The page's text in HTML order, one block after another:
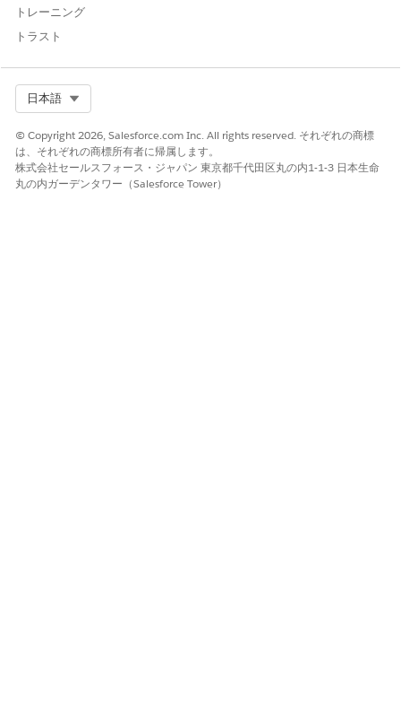
はい いいえ
トレーニング
トラスト
日本語
© Copyright 2026, Salesforce.com Inc. All rights reserved. それぞれの商標
は、それぞれの商標所有者に帰属します。
株式会社セールスフォース・ジャパン 東京都千代田区丸の内1-1-3 日本生命
丸の内ガーデンタワー（Salesforce Tower）